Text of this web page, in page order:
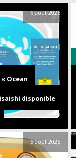
6 août 2026
Ocean
disponible
5 août 2026